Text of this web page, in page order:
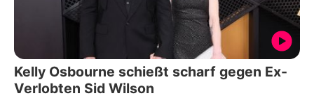
Kelly Osbourne schießt scharf gegen Ex-
Verlobten Sid Wilson